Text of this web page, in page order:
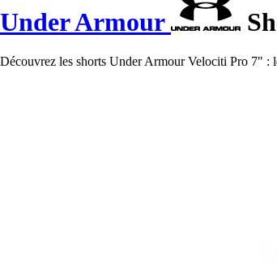
Under Armour
Découvrez les shorts Under Armour Velociti Pro 7" :